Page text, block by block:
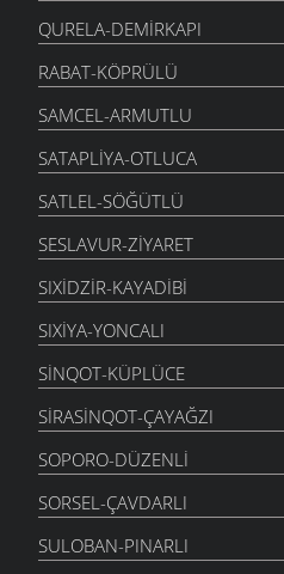
QURELA-DEMIRKAPI
RABAT-KÖPRÜLÜ
SAMCEL-ARMUTLU
SATAPLIYA-OTLUCA
SATLEL-SÖĞÜTLÜ
SESLAVUR-ZIYARET
SIXIDZIR-KAYADIBI
SIXIYA-YONCALI
SINQOT-KÜPLÜCE
SIRASINQOT-ÇAYAĞZI
SOPORO-DÜZENLI
SORSEL-ÇAVDARLI
SULOBAN-PINARLI